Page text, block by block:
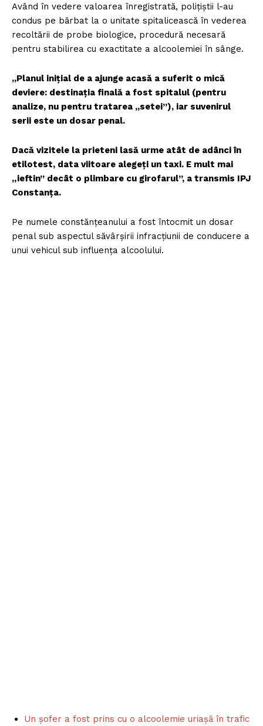
Având în vedere valoarea înregistrată, polițiștii l-au
condus pe bărbat la o unitate spitalicească în vederea
recoltării de probe biologice, procedură necesară
pentru stabilirea cu exactitate a alcoolemiei în sânge.
„Planul inițial de a ajunge acasă a suferit o mică
deviere: destinația finală a fost spitalul (pentru
analize, nu pentru tratarea „setei”), iar suvenirul
serii este un dosar penal.
Dacă vizitele la prieteni lasă urme atât de adânci în
etilotest, data viitoare alegeți un taxi. E mult mai
„ieftin” decât o plimbare cu girofarul”, a transmis IPJ
Constanța.
Pe numele constănțeanului a fost întocmit un dosar
penal sub aspectul săvârșirii infracțiunii de conducere a
unui vehicul sub influența alcoolului.
Un șofer a fost prins cu o alcoolemie uriașă în trafic